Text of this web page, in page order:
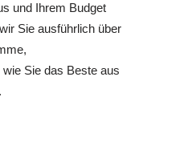
und Ihrem Budget
Sie ausführlich über
Sie das Beste aus